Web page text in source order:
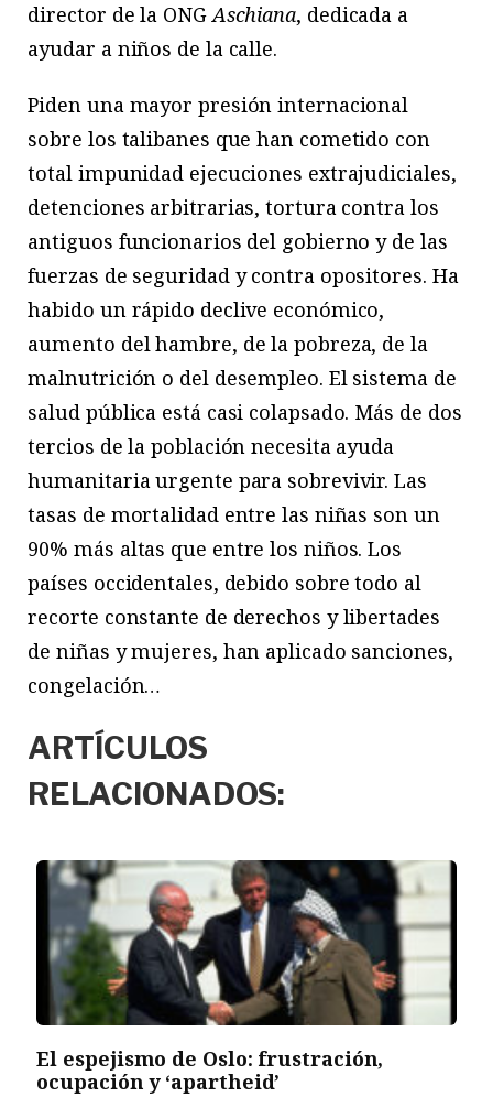
director de la ONGAschiana, dedicada a
ayudar a niños de la calle.
Piden una mayor presión internacional
sobre los talibanes que han cometido con
total impunidad ejecuciones extrajudiciales,
detenciones arbitrarias, tortura contra los
antiguos funcionarios del gobierno y de las
fuerzas de seguridad y contra opositores. Ha
habido un rápido declive económico,
aumento del hambre, de la pobreza, de la
malnutrición o del desempleo. El sistema de
salud pública está casi colapsado. Más de dos
tercios de la población necesita ayuda
humanitaria urgente para sobrevivir. Las
tasas de mortalidad entre las niñas son un
90% más altas que entre los niños. Los
países occidentales, debido sobre todo al
recorte constante de derechos y libertades
de niñas y mujeres, han aplicado sanciones,
congelación…
ARTÍCULOS
RELACIONADOS:
El espejismo de Oslo: frustración,
ocupación y ‘apartheid’